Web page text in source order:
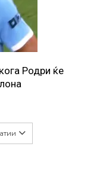
Родри ќе